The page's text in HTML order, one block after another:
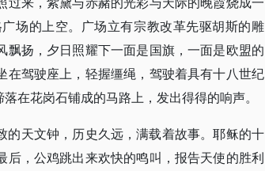
场的上空。广场立有宗教改革先驱胡斯的雕
扬，夕日照耀下一面是国旗，一面是欧盟的
驾驶座上，轻握缰绳，驾驶着具有十八世纪
在花岗石铺成的马路上，发出得得的响声。
天文钟，历史久远，满载着故事。耶稣的十
，公鸡跳出来欢快的鸣叫，报告天使的胜利